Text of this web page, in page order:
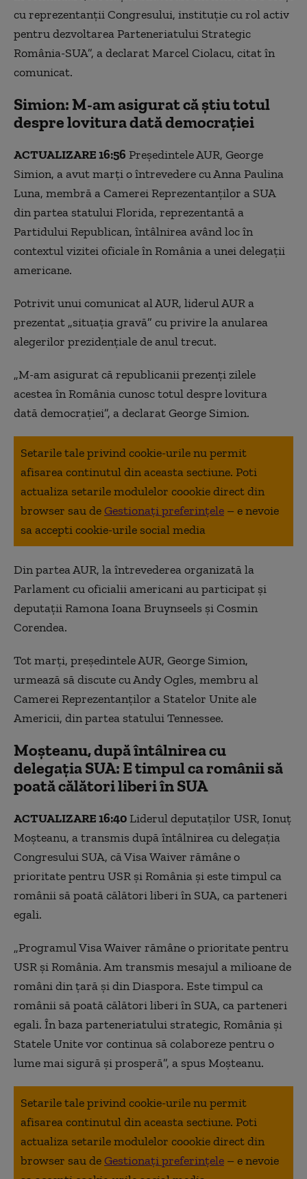
cu reprezentanţii Congresului, instituţie cu rol activ
pentru dezvoltarea Parteneriatului Strategic
România-SUA”, a declarat Marcel Ciolacu, citat în
comunicat.
Simion: M-am asigurat că ştiu totul
despre lovitura dată democraţiei
ACTUALIZARE 16:56 Preşedintele AUR, George
Simion, a avut marţi o întrevedere cu Anna Paulina
Luna, membră a Camerei Reprezentanţilor a SUA
din partea statului Florida, reprezentantă a
Partidului Republican, întâlnirea având loc în
contextul vizitei oficiale în România a unei delegaţii
americane.
Potrivit unui comunicat al AUR, liderul AUR a
prezentat „situaţia gravă” cu privire la anularea
alegerilor prezidenţiale de anul trecut.
„M-am asigurat că republicanii prezenţi zilele
acestea în România cunosc totul despre lovitura
dată democraţiei”, a declarat George Simion.
Setarile tale privind cookie-urile nu permit
afisarea continutul din aceasta sectiune. Poti
actualiza setarile modulelor coookie direct din
browser sau deGestionați preferințele – e nevoie
sa accepti cookie-urile social media
Din partea AUR, la întrevederea organizată la
Parlament cu oficialii americani au participat şi
deputaţii Ramona Ioana Bruynseels şi Cosmin
Corendea.
Tot marţi, preşedintele AUR, George Simion,
urmează să discute cu Andy Ogles, membru al
Camerei Reprezentanţilor a Statelor Unite ale
Americii, din partea statului Tennessee.
Moşteanu, după întâlnirea cu
delegaţia SUA: E timpul ca românii să
poată călători liberi în SUA
ACTUALIZARE 16:40Liderul deputaţilor USR, Ionuţ
Moşteanu, a transmis după întâlnirea cu delegaţia
Congresului SUA, că Visa Waiver rămâne o
prioritate pentru USR şi România şi este timpul ca
românii să poată călători liberi în SUA, ca parteneri
egali.
„Programul Visa Waiver rămâne o prioritate pentru
USR şi România. Am transmis mesajul a milioane de
români din ţară şi din Diaspora. Este timpul ca
românii să poată călători liberi în SUA, ca parteneri
egali. În baza parteneriatului strategic, România şi
Statele Unite vor continua să colaboreze pentru o
lume mai sigură şi prosperă”, a spus Moşteanu.
Setarile tale privind cookie-urile nu permit
afisarea continutul din aceasta sectiune. Poti
actualiza setarile modulelor coookie direct din
browser sau deGestionați preferințele – e nevoie